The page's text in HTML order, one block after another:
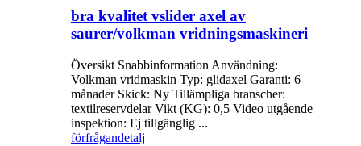
bra kvalitet vslider axel av
saurer/volkman vridningsmaskineri
Översikt Snabbinformation Användning:
Volkman vridmaskin Typ: glidaxel Garanti: 6
månader Skick: Ny Tillämpliga branscher:
textilreservdelar Vikt (KG): 0,5 Video utgående
inspektion: Ej tillgänglig ...
förfrågandetalj